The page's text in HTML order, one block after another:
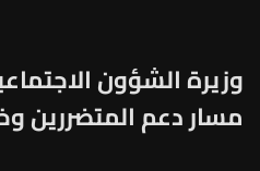
وزيرة الشؤون
مسار دعم المتضررين